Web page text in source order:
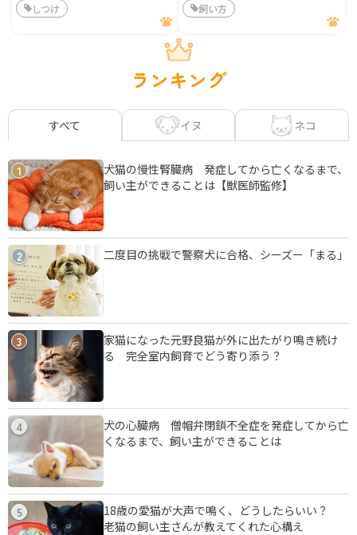
しつけ 飼い方
ランキング
すべて イヌ ネコ
1
犬猫の慢性腎臓病 発症してから亡くなるまで、
飼い主ができることは【獣医師監修】
2 二度目の挑戦で警察犬に合格、シーズー「まる」
3
家猫になった元野良猫が外に出たがり鳴き続け
る 完全室内飼育でどう寄り添う？
4
犬の心臓病 僧帽弁閉鎖不全症を発症してから亡
くなるまで、飼い主ができることは
5
18歳の愛猫が大声で鳴く、どうしたらいい？
老猫の飼い主さんが教えてくれた心構え